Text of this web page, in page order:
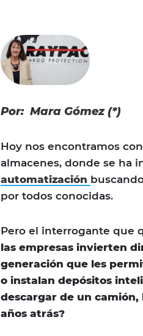
Por: Mara Gómez (*)
Hoy nos encontramos
almacenes, donde se ha
automatización
por todos conocidas.
Pero el interrogante que
las empresas invierten
generación que les
o instalan depósitos
descargar de un
años atrás?